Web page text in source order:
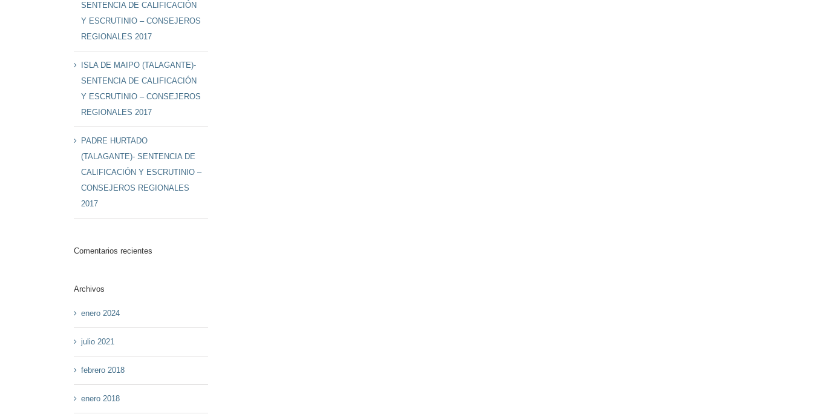
SENTENCIA DE CALIFICACIÓN
Y ESCRUTINIO – CONSEJEROS
REGIONALES 2017
ISLA DE MAIPO (TALAGANTE)-
SENTENCIA DE CALIFICACIÓN
Y ESCRUTINIO – CONSEJEROS
REGIONALES 2017
PADRE HURTADO
(TALAGANTE)- SENTENCIA DE
CALIFICACIÓN Y ESCRUTINIO –
CONSEJEROS REGIONALES
2017
Comentarios recientes
Archivos
enero 2024
julio 2021
febrero 2018
enero 2018